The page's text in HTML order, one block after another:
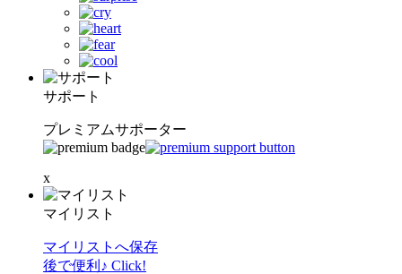
サポート
プレミアムサポーター
x
マイリスト
マイリストへ保存
後で便利♪ Click!